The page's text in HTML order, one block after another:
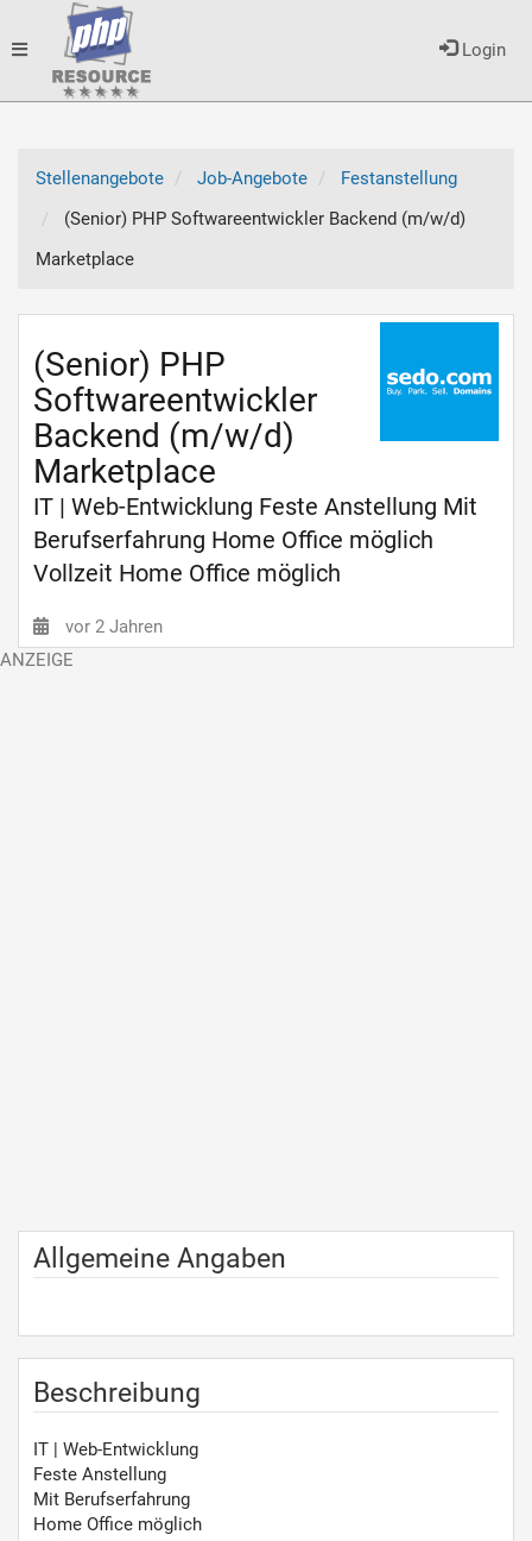
Login
Toggle
Stellenangebote
Job-Angebote
Festanstellung
(Senior) PHP Softwareentwickler Backend (m/w/d)
Marketplace
(Senior) PHP
Softwareentwickler
Backend (m/w/d)
Marketplace
IT | Web-Entwicklung Feste Anstellung Mit
Berufserfahrung Home Office möglich
Vollzeit Home Office möglich
vor 2 Jahren
Allgemeine Angaben
Beschreibung
IT | Web-Entwicklung
Feste Anstellung
Mit Berufserfahrung
Home Office möglich